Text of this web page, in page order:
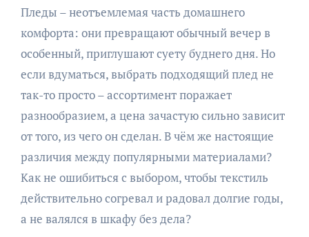
Пледы – неотъемлемая часть домашнего
комфорта: они превращают обычный вечер в
особенный, приглушают суету буднего дня. Но
если вдуматься, выбрать подходящий плед не
так-то просто – ассортимент поражает
разнообразием, а цена зачастую сильно зависит
от того, из чего он сделан. В чём же настоящие
различия между популярными материалами?
Как не ошибиться с выбором, чтобы текстиль
действительно согревал и радовал долгие годы,
а не валялся в шкафу без дела?